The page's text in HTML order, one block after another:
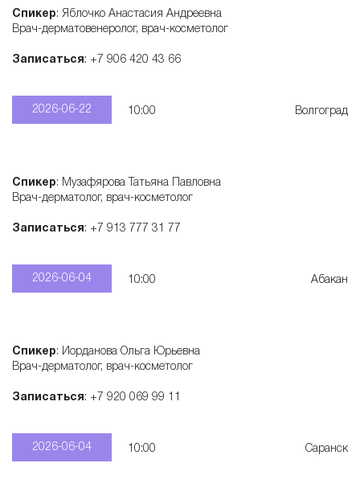
г
и
с
и
р
е
Спикер: Яблочко Анастасия Андреевна
Врач-дерматовенеролог, врач-косметолог
Записаться: +7 906 420 43 66
2026-06-22 10:00 Волгоград
Спикер: Музафярова Татьяна Павловна
Врач-дерматолог, врач-косметолог
Записаться: +7 913 777 31 77
2026-06-04 10:00 Абакан
Спикер: Иорданова Ольга Юрьевна
Врач-дерматолог, врач-косметолог
Записаться: +7 920 069 99 11
2026-06-04 10:00 Саранск